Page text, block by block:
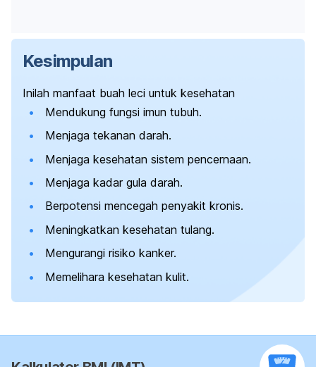
Kesimpulan
Inilah manfaat buah leci untuk kesehatan
Mendukung fungsi imun tubuh.
Menjaga tekanan darah.
Menjaga kesehatan sistem pencernaan.
Menjaga kadar gula darah.
Berpotensi mencegah penyakit kronis.
Meningkatkan kesehatan tulang.
Mengurangi risiko kanker.
Memelihara kesehatan kulit.